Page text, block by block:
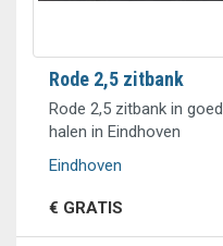
Rode 2,5 zitbank
Rode 2,5 zitbank in
halen in Eindhoven
Eindhoven
€ GRATIS